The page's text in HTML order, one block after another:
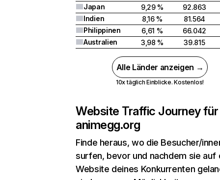
Japan
9,29 %
92.863
Indien
8,16 %
81.564
Philippinen
6,61 %
66.042
Australien
3,98 % 39.815
Alle Länder anzeigen →
10x täglich Einblicke. Kostenlos!
Website Traffic Journey für
animegg.org
Finde heraus, wo die Besucher/
surfen, bevor und nachdem sie auf
Website deines Konkurrenten